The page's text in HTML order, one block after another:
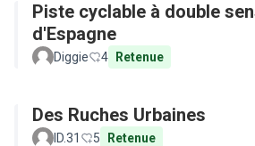
Piste cyclable à double
d'Espagne
Diggie 4 Retenue
Des Ruches Urbaines
ID.31 5 Retenue